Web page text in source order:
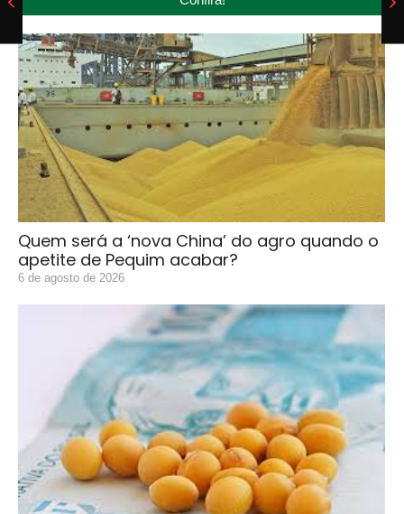
Quem será a ‘nova China’ do agro quando o
apetite de Pequim acabar?
6 de agosto de 2026